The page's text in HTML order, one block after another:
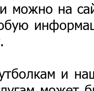
можно на
и